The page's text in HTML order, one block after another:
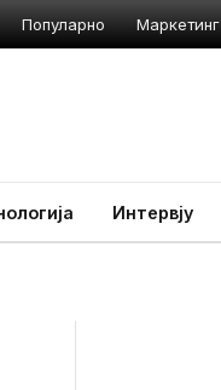
Популарно Маркетинг
Интервју